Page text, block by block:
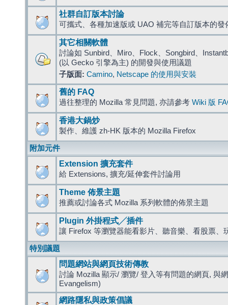
社群自訂版本討論
可攜式、各種加速版或 UAO 補完等自訂版本的發
其它相關軟體
討論如 Sunbird、Miro、Flock、Songbird、
(以 Gecko 引擎為主) 的開發與使用議題
子版面: Camino, Netscape 的使用與安裝
舊的 FAQ
過往整理的 Mozilla 常見問題, 亦請參考 Wiki 版
香港大鍋炒
製作、維護 zh-HK 版本的 Mozilla Firefox
附加元件
Extension 擴充套件
給 Extensions, 擴充/延伸套件討論用
Theme 佈景主題
推薦或討論各式 Mozilla 系列軟體的佈景主題
Plugin 外掛程式╱插件
讓 Firefox 等瀏覽器能看影片、聽音樂、看股票、
特別議題
問題網站與網頁技術傳教
討論 Mozilla 顯示/ 瀏覽/ 登入等有問題的網頁, 與
Evangelism)
網路隱私與政策倡議